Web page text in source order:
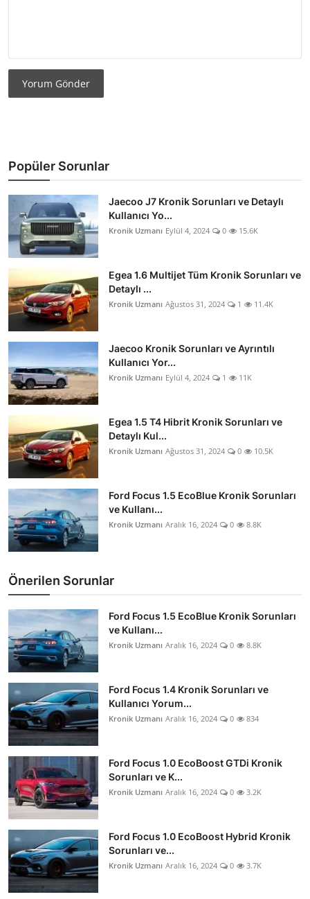
Yorum Gönder
Popüler Sorunlar
Jaecoo J7 Kronik Sorunları ve Detaylı
Kullanıcı Yo...
Kronik Uzmanı Eylül 4, 2024 0 15.6K
Egea 1.6 Multijet Tüm Kronik Sorunları ve
Detaylı ...
Kronik Uzmanı Ağustos 31, 2024 1 11.4K
Jaecoo Kronik Sorunları ve Ayrıntılı
Kullanıcı Yor...
Kronik Uzmanı Eylül 4, 2024 1 11K
Egea 1.5 T4 Hibrit Kronik Sorunları ve
Detaylı Kul...
Kronik Uzmanı Ağustos 31, 2024 0 10.5K
Ford Focus 1.5 EcoBlue Kronik Sorunları
ve Kullanı...
Kronik Uzmanı Aralık 16, 2024 0 8.8K
Önerilen Sorunlar
Ford Focus 1.5 EcoBlue Kronik Sorunları
ve Kullanı...
Kronik Uzmanı Aralık 16, 2024 0 8.8K
Ford Focus 1.4 Kronik Sorunları ve
Kullanıcı Yorum...
Kronik Uzmanı Aralık 16, 2024 0 834
Ford Focus 1.0 EcoBoost GTDi Kronik
Sorunları ve K...
Kronik Uzmanı Aralık 16, 2024 0 3.2K
Ford Focus 1.0 EcoBoost Hybrid Kronik
Sorunları ve...
Kronik Uzmanı Aralık 16, 2024 0 3.7K